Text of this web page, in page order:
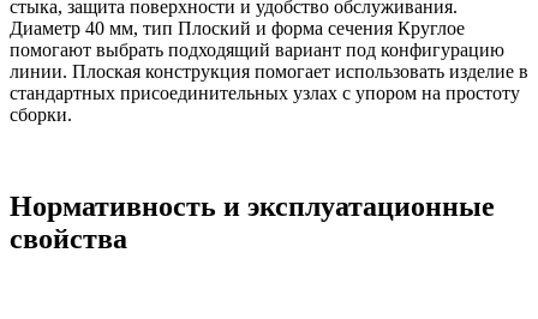
стыка, защита поверхности и удобство обслуживания.
Диаметр 40 мм, тип Плоский и форма сечения Круглое
помогают выбрать подходящий вариант под конфигурацию
линии. Плоская конструкция помогает использовать изделие в
стандартных присоединительных узлах с упором на простоту
сборки.
Нормативность и эксплуатационные
свойства